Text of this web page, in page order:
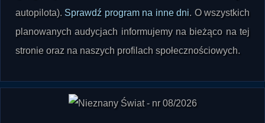
autopilota). Sprawdź program na inne dni. O wszystkich
planowanych audycjach informujemy na bieżąco na tej
stronie oraz na naszych profilach społecznościowych.